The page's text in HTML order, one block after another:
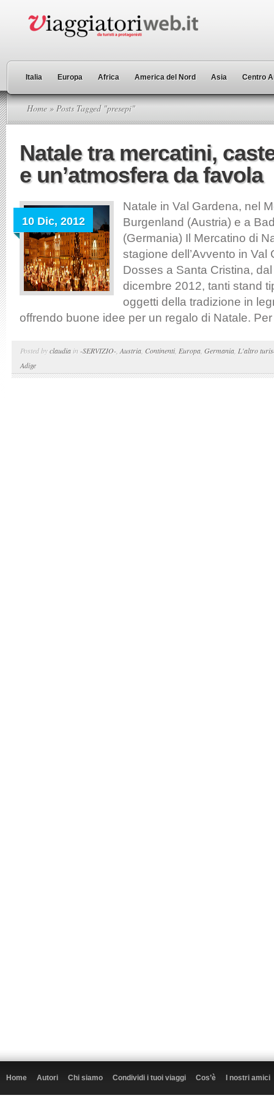
Italia Europa Africa America del Nord Asia Centro
Home » Posts Tagged "presepi"
Natale tra mercatini,
e un’atmosfera da favola
10 Dic, 2012
Natale in Val Gardena, nel
Burgenland (Austria) e a
(Germania) Il Mercatino di
stagione dell’Avvento in Val
Dosses a Santa Cristina,
dicembre 2012, tanti stand
oggetti della tradizione in
offrendo buone idee per un regalo di Natale. Per
Posted byclaudia in -SERVIZIO- Austria Continenti, Europa Germania L'altro
Adige
Home Autori Chi siamo Condividi i tuoi viaggi Cos’è I nostri amici